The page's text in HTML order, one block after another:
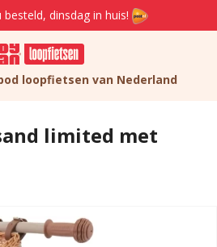
dinsdag in huis!
loopfietsen van Nederland
limited met